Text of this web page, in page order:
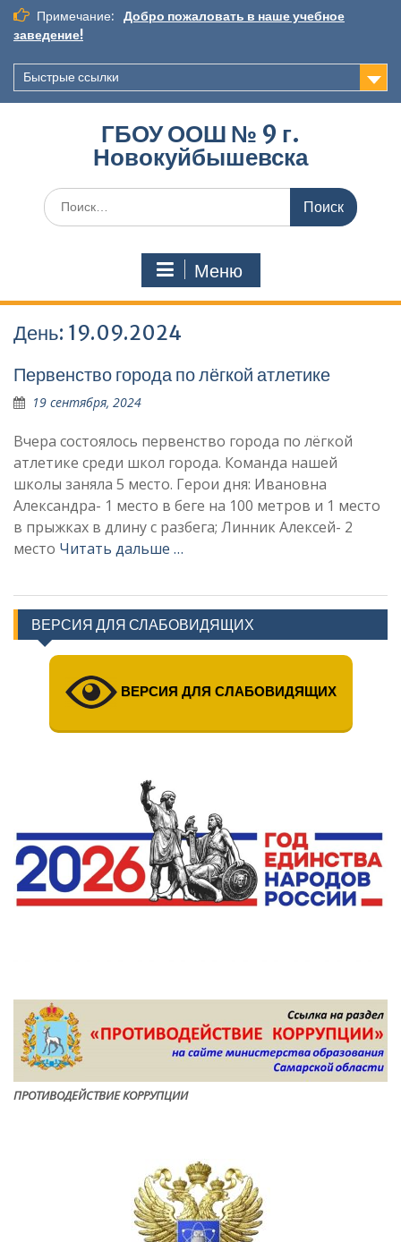
Перейти
содержимому
Примечание:
Добро пожаловать в наше учебное
заведение!
Быстрые ссылки
ГБОУ ООШ № 9 г.
Новокуйбышевска
Искать:
Меню
День: 19.09.2024
Первенство города по лёгкой атлетике
19 сентября, 2024
Вчера состоялось первенство города по лёгкой
атлетике среди школ города. Команда нашей
школы заняла 5 место. Герои дня: Ивановна
Александра- 1 место в беге на 100 метров и 1 место
в прыжках в длину с разбега; Линник Алексей- 2
место Читать дальше …
ВЕРСИЯ ДЛЯ СЛАБОВИДЯЩИХ
ВЕРСИЯ ДЛЯ СЛАБОВИДЯЩИХ
ПРОТИВОДЕЙСТВИЕ КОРРУПЦИИ